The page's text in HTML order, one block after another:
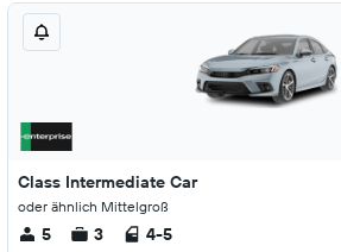
Class Intermediate Car
oder ähnlich Mittelgroß
5 3 4-5